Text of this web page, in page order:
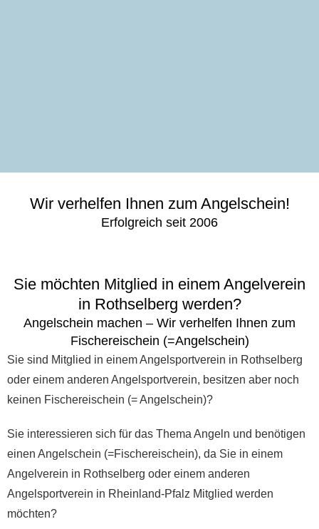
Wir verhelfen Ihnen zum Angelschein!
Erfolgreich seit 2006
Sie möchten Mitglied in einem Angelverein
in Rothselberg werden?
Angelschein machen – Wir verhelfen Ihnen zum
Fischereischein (=Angelschein)
Sie sind Mitglied in einem Angelsportverein in Rothselberg
oder einem anderen Angelsportverein, besitzen aber noch
keinen Fischereischein (= Angelschein)?
Sie interessieren sich für das Thema Angeln und benötigen
einen Angelschein (=Fischereischein), da Sie in einem
Angelverein in Rothselberg oder einem anderen
Angelsportverein in Rheinland-Pfalz Mitglied werden
möchten?